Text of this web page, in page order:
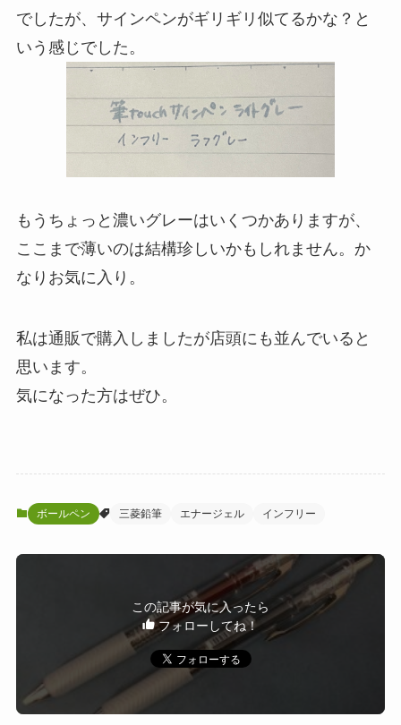
でしたが、サインペンがギリギリ似てるかな？と
いう感じでした。
もうちょっと濃いグレーはいくつかありますが、
ここまで薄いのは結構珍しいかもしれません。か
なりお気に入り。
私は通販で購入しましたが店頭にも並んでいると
思います。
気になった方はぜひ。
ボールペン 三菱鉛筆 エナージェル インフリー
この記事が気に入ったら
フォローしてね！